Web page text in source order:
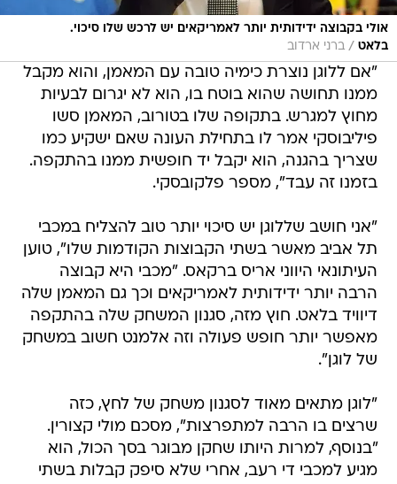
אולי בקבוצה ידידותית יותר לאמריקאים יש לרכש שלו סיכוי.
בלאט / ברני ארדוב
"אם ללוגן נוצרת כימיה טובה עם המאמן, והוא מקבל
ממנו תחושה שהוא בוטח בו, הוא לא יגרום לבעיות
מחוץ למגרש. בתקופה שלו בטורוב, המאמן סשו
פיליבוסקי אמר לו בתחילת העונה שאם ישקיע כמו
שצריך בהגנה, הוא יקבל יד חופשית ממנו בהתקפה.
בזמנו זה עבד", מספר פלקובסקי.
"אני חושב שללוגן יש סיכוי יותר טוב להצליח במכבי
תל אביב מאשר בשתי הקבוצות הקודמות שלו", טוען
העיתונאי היווני אריס ברקאס. "מכבי היא קבוצה
הרבה יותר ידידותית לאמריקאים וכך גם המאמן שלה
דיוויד בלאט. חוץ מזה, סגנון המשחק שלה בהתקפה
מאפשר יותר חופש פעולה וזה אלמנט חשוב במשחק
של לוגן".
"לוגן מתאים מאוד לסגנון משחק של לחץ, כזה
שרצים בו הרבה למתפרצות", מסכם מולי קצורין.
"בנוסף, למרות היותו שחקן מבוגר בסך הכול, הוא
מגיע למכבי די רעב, אחרי שלא סיפק קבלות בשתי